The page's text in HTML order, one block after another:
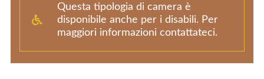
Questa tipologia di camera è
disponibile anche per i disabili. Per
maggiori informazioni contattateci.